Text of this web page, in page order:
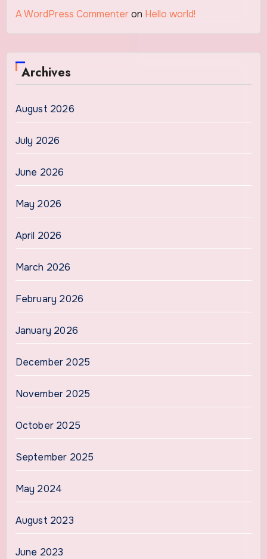
A WordPress Commenteron Hello world!
Archives
August 2026
July 2026
June 2026
May 2026
April 2026
March 2026
February 2026
January 2026
December 2025
November 2025
October 2025
September 2025
May 2024
August 2023
June 2023